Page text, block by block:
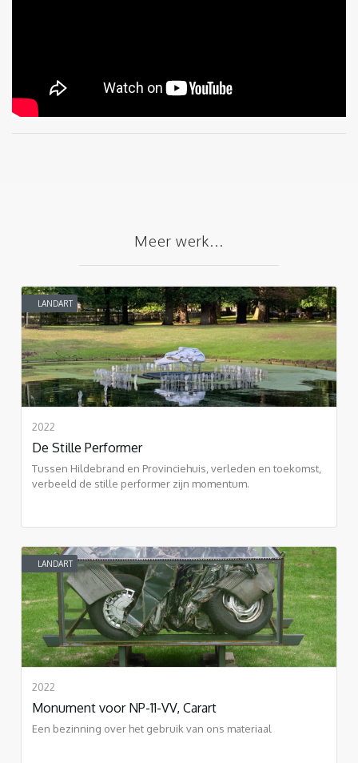
Meer werk...
LANDART
2022
De Stille Performer
Tussen Hildebrand en Provinciehuis, verleden en toekomst,
verbeeld de stille performer zijn momentum.
LANDART
2022
Monument voor NP-11-VV, Carart
Een bezinning over het gebruik van ons materiaal